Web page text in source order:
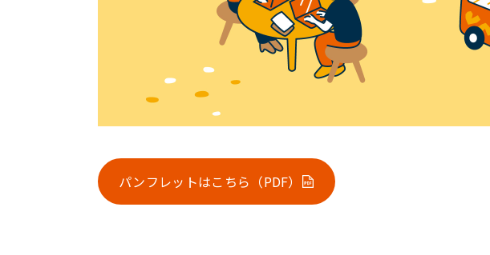
パンフレットはこちら（PDF）